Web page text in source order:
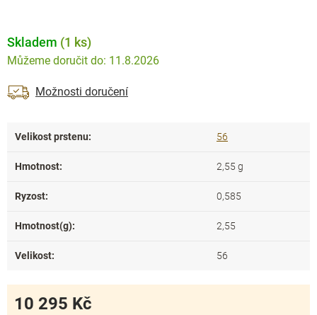
Skladem (1 ks)
11.8.2026
Možnosti doručení
10 295 Kč
Velikost prstenu: 56
Hmotnost: 2,55 g
Ryzost: 0,585
Hmotnost(g): 2,55
Velikost: 56